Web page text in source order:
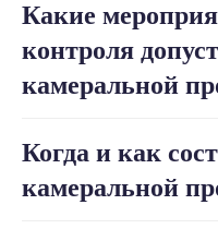
Какие
контроля
камеральной
Когда и как
камеральной